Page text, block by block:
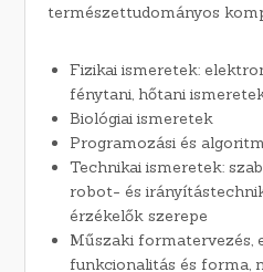
természettudományos
Fizikai ismeretek:
fénytani, hőtani
Biológiai ismeretek
Programozási és
Technikai ismeretek:
robot- és
érzékelők szerepe
Műszaki formatervezés,
funkcionalitás és forma,